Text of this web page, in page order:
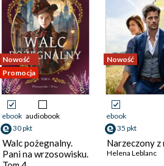
Nowość
Promocja
ebook audiobook
30 pkt
Walc pożegnalny.
Pani na wrzosowisku.
Nowość
ebook
35 pkt
Narzeczony z
Helena Leblanc